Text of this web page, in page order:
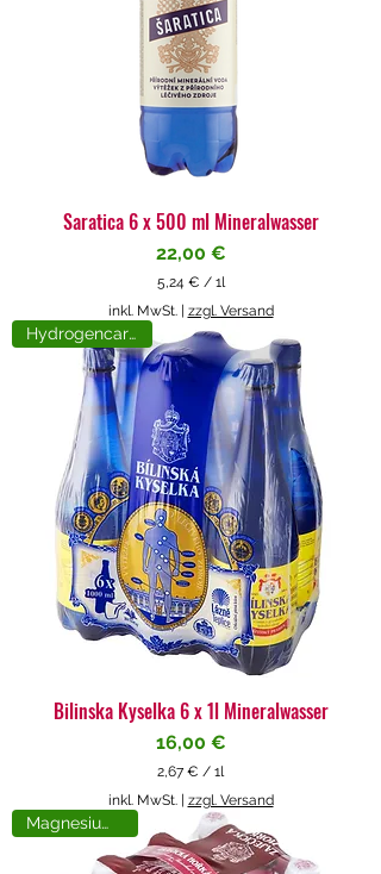
i
t
e
r
Saratica 6 x 500 ml Mineralwasser
Preis
22,00 €
5,24 € / 1l
,
2
4
1
L
i
t
e
r
inkl. MwSt.| zzgl. Versand
Hydrogencarbonat
Bilinska Kyselka 6 x 1l Mineralwasser
Preis
16,00 €
2,67 € / 1l
,
6
7
inkl. MwSt.| zzgl. Versand
Magnesiumreich